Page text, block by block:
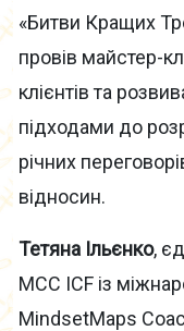
«Битви Кращих
провів майстер-
клієнтів та
підходами до
річних
відносин.
Тетяна Ільєнко,
MCC ICF із
MindsetMaps